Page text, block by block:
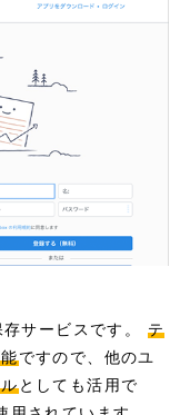
サービスです。 テ
ですので、他のユ
としても活用で